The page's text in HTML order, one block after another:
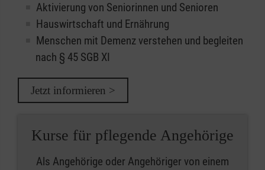
Aktivierung von Seniorinnen und Senioren
Hauswirtschaft und Ernährung
Menschen mit Demenz verstehen und begleiten
nach § 45 SGB XI
Jetzt informieren >
Kurse für pflegende Angehörige
Als Angehörige oder Angehöriger von einem